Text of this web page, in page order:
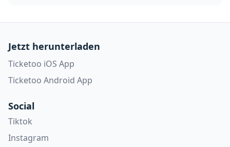
Jetzt herunterladen
Ticketoo iOS App
Ticketoo Android App
Social
Tiktok
Instagram